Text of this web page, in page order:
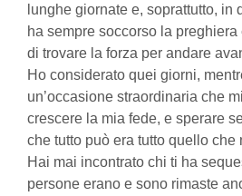
lunghe giornate e, soprattutto, in
ha sempre soccorso la
di trovare la forza per andare
Ho considerato quei giorni,
un’occasione straordinaria che
crescere la mia fede, e sperare
che tutto può era tutto quello che
Hai mai incontrato chi ti ha
persone erano e sono rimaste